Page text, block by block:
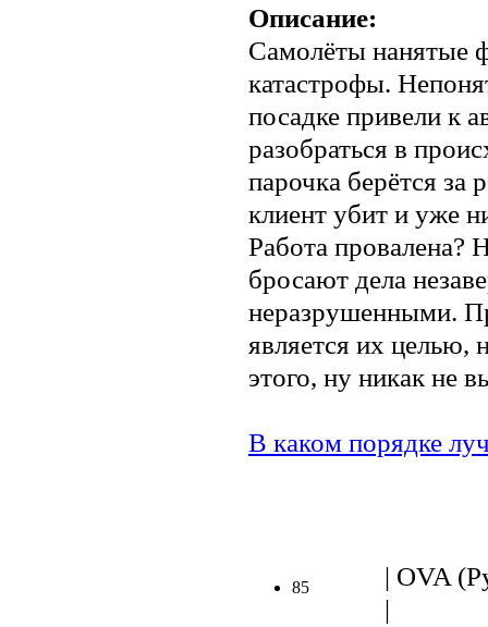
Описание:
Самолёты нанятые
катастрофы.
посадке привели к
разобраться в
парочка берётся за
клиент убит и уже
Работа провалена?
бросают дела
неразрушенными.
является их целью,
этого, ну никак не
В каком порядке
85
| OVA
|